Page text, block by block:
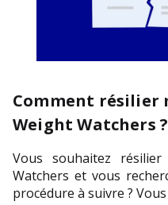
Comment résilier
Weight Watchers ?
Vous souhaitez
Watchers et vous
procédure à suivre ?